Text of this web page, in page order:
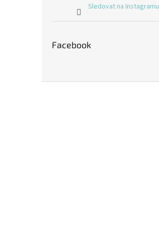
Sledovat na Instagramu
Facebook